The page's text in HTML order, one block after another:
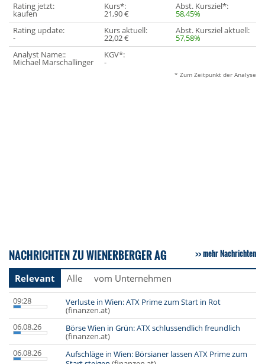
Rating jetzt:
kaufen
Kurs*:
21,90 €
Abst. Kursziel*:
58,45%
Rating update:
-
Kurs aktuell:
22,02 €
Abst. Kursziel aktuell:
57,58%
Analyst Name::
Michael Marschallinger
KGV*:
-
* Zum Zeitpunkt der Analyse
NACHRICHTEN ZU WIENERBERGER AG mehr Nachrichten
Relevant Alle vom Unternehmen
09:28 Verluste in Wien: ATX Prime zum Start in Rot
(finanzen.at)
06.08.26
Börse Wien in Grün: ATX schlussendlich freundlich
(finanzen.at)
06.08.26
Aufschläge in Wien: Börsianer lassen ATX Prime zum